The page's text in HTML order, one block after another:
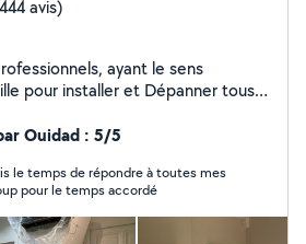
avis)
ayant le sens
pour installer et Dépanner tous
Volet, Store, Tableau
Bac Pro, CAP, avec 20 ans
Ouidad : 5/5
le temps de répondre à toutes mes
pour le temps accordé